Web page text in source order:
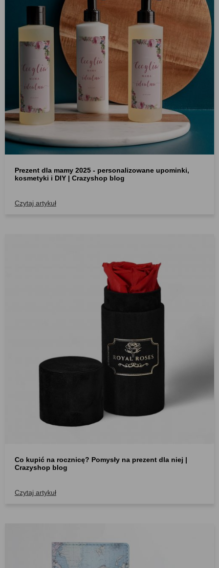
Prezent dla mamy 2025 - personalizowane upominki,
kosmetyki i DIY | Crazyshop blog
Czytaj artykuł
Co kupić na rocznicę? Pomysły na prezent dla niej |
Crazyshop blog
Czytaj artykuł